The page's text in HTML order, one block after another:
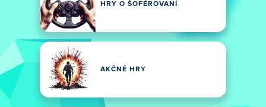
HRY O ŠOFÉROVANÍ
AKČNÉ HRY